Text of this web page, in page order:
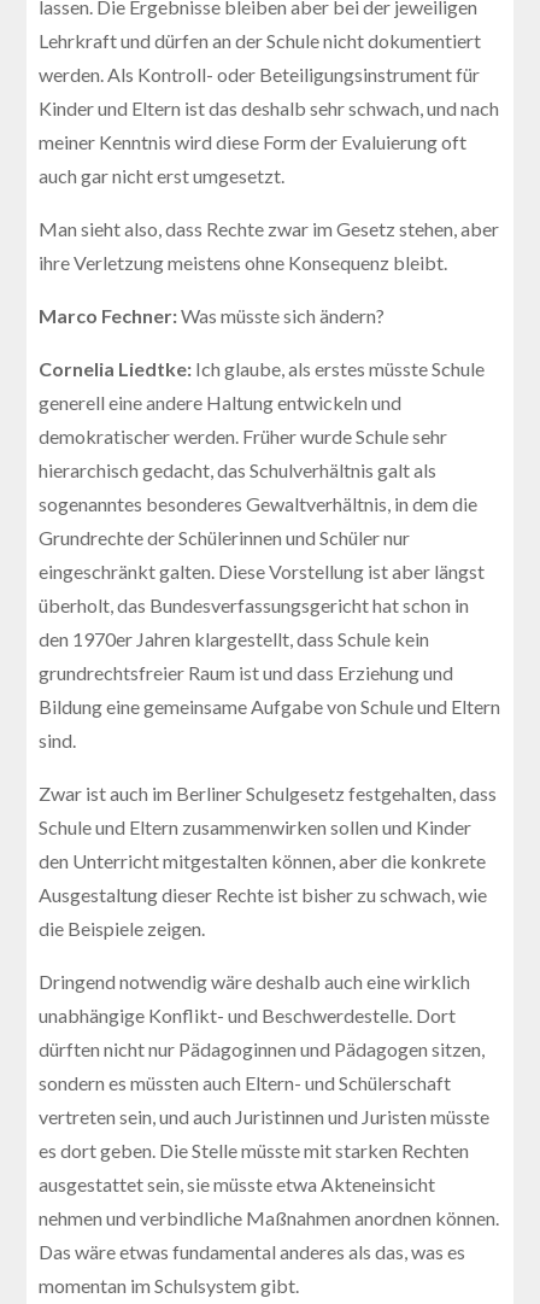
lassen. Die Ergebnisse bleiben aber bei der jeweiligen
Lehrkraft und dürfen an der Schule nicht dokumentiert
werden. Als Kontroll- oder Beteiligungsinstrument für
Kinder und Eltern ist das deshalb sehr schwach, und nach
meiner Kenntnis wird diese Form der Evaluierung oft
auch gar nicht erst umgesetzt.
Man sieht also, dass Rechte zwar im Gesetz stehen, aber
ihre Verletzung meistens ohne Konsequenz bleibt.
Marco Fechner:Was müsste sich ändern?
Cornelia Liedtke: Ich glaube, als erstes müsste Schule
generell eine andere Haltung entwickeln und
demokratischer werden. Früher wurde Schule sehr
hierarchisch gedacht, das Schulverhältnis galt als
sogenanntes besonderes Gewaltverhältnis, in dem die
Grundrechte der Schülerinnen und Schüler nur
eingeschränkt galten. Diese Vorstellung ist aber längst
überholt, das Bundesverfassungsgericht hat schon in
den 1970er Jahren klargestellt, dass Schule kein
grundrechtsfreier Raum ist und dass Erziehung und
Bildung eine gemeinsame Aufgabe von Schule und Eltern
sind.
Zwar ist auch im Berliner Schulgesetz festgehalten, dass
Schule und Eltern zusammenwirken sollen und Kinder
den Unterricht mitgestalten können, aber die konkrete
Ausgestaltung dieser Rechte ist bisher zu schwach, wie
die Beispiele zeigen.
Dringend notwendig wäre deshalb auch eine wirklich
unabhängige Konflikt- und Beschwerdestelle. Dort
dürften nicht nur Pädagoginnen und Pädagogen sitzen,
sondern es müssten auch Eltern- und Schülerschaft
vertreten sein, und auch Juristinnen und Juristen müsste
es dort geben. Die Stelle müsste mit starken Rechten
ausgestattet sein, sie müsste etwa Akteneinsicht
nehmen und verbindliche Maßnahmen anordnen können.
Das wäre etwas fundamental anderes als das, was es
momentan im Schulsystem gibt.